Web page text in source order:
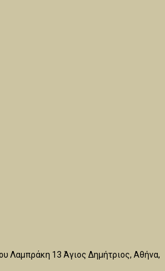
Λαμπράκη 13 Άγιος Δημήτριος, Αθήνα,